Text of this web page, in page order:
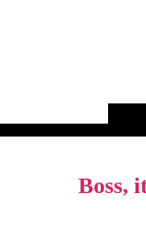
Boss,